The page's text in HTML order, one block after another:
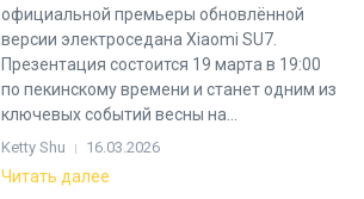
официальной премьеры обновлённой
версии электроседана Xiaomi SU7.
Презентация состоится 19 марта в 19:00
по пекинскому времени и станет одним из
ключевых событий весны на...
Ketty Shu 16.03.2026
Читать далее